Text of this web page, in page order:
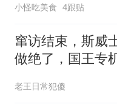
小怪吃美食 4跟贴
窜访结束，斯威
做绝了，国王专
老王日常犯傻